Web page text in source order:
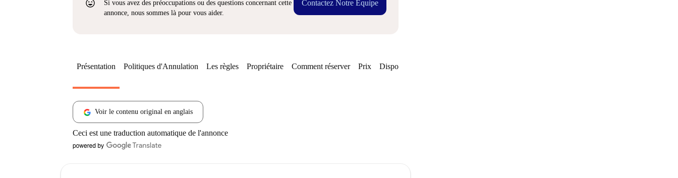
sentiment_very_satisfied
Si vous avez des préoccupations ou des questions concernant cette
annonce, nous sommes là pour vous aider.
Contactez Notre Équipe
Présentation Politiques d'Annulation Les règles Propriétaire Comment réserver Prix Disponibilités
Voir le contenu original en anglais
Ceci est une traduction automatique de l'annonce